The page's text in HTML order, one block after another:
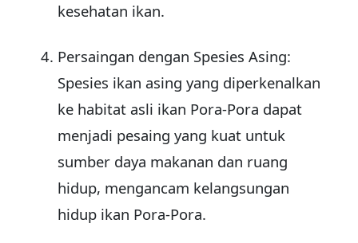
kesehatan ikan.
Persaingan dengan Spesies Asing:
Spesies ikan asing yang diperkenalkan
ke habitat asli ikan Pora-Pora dapat
menjadi pesaing yang kuat untuk
sumber daya makanan dan ruang
hidup, mengancam kelangsungan
hidup ikan Pora-Pora.